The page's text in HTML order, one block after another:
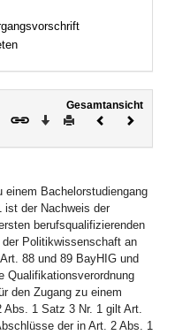
Gesamtansicht
Download
DruckenVorheriges
einem Bachelorstudiengang
ist der Nachweis der
berufsqualifizierenden
Politikwissenschaft an
88 und 89 BayHIG und
Qualifikationsverordnung
den Zugang zu einem
Abs. 1 Satz 3 Nr. 1 gilt Art.
der in Art. 2 Abs. 1